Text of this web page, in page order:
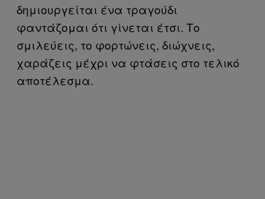
δημιουργείται ένα τραγούδι
φαντάζομαι ότι γίνεται έτσι. Το
σμιλεύεις, το φορτώνεις, διώχνεις,
χαράζεις μέχρι να φτάσεις στο τελικό
αποτέλεσμα.